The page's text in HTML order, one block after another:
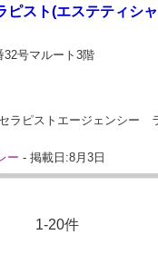
ピスト(エステティシ
32号マルート3階
ラピストエージェンシー
ー - 掲載日:8月3日
1-20件